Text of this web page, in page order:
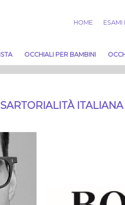
HOME ESAMI
OCCHIALI PER BAMBINI